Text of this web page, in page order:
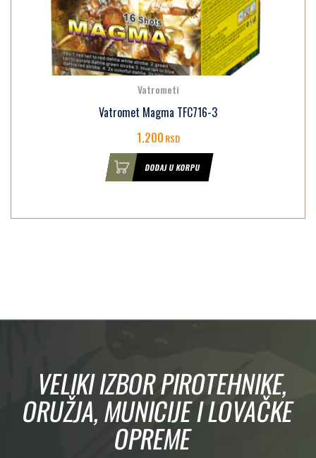
Vatrometi
Vatromet Magma TFC716-3
1.200RSD
DODAJ U KORPU
VELIKI IZBOR PIROTEHNIKE,
ORUŽJA, MUNICIJE I LOVAČKE
OPREME